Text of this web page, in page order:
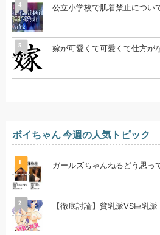
4 公立小学校で肌着禁止につい
5 嫁が可愛くて可愛くて仕方が
ボイちゃん 今週の人気トピック
1 ガールズちゃんねるどう思っ
2 【徹底討論】貧乳派VS巨乳派